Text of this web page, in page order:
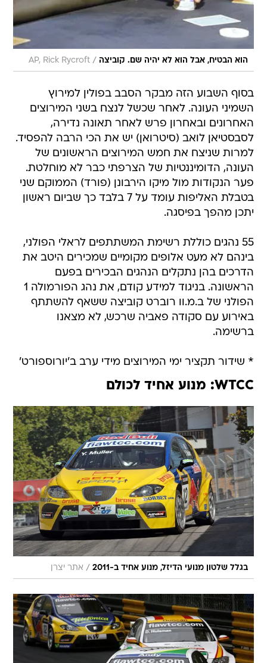
הוא הבטיח, אבל הוא לא יהיה שם. קוביצה
בסוף השבוע הזה מבקר הסבב בפולין למירוץ
האחרונים ובאחרון פרש לאחר תאונה נדירה,
לסבסטיאן לואב (סיטרואן) יש את הכי הרבה להפסיד.
למרות שניצח את חמש המירוצים הראשונים של
העונה, הדומיננטיות של הצרפתי כבר לא מוחלטת.
פער הנקודות מול מיקו הירבונן (פורד) הממוקם שני
בטבלת האליפות עומד על 7 בלבד כך שביום ראשון
יתכן מהפך בפיסגה.
55 נהגים כוללת רשימת המשתתפים לראלי הפולני,
הדרכים בהן נתקלים הנהגים הבכירים בפעם
הראשונה. בניגוד למידע קודם, את נהג הפורמולה 1
הפולני של ב.מ.וו רוברט קוביצה ששאף להשתתף
באירוע עם סקודה פאביה שרכש, לא מצאנו
ברשימה.
* שידור תקציר ימי המירוצים מידי ערב ב'יורוספורט'
WTCC: מנוע אחיד לכולם
בגלל שלטון מנועי הדיזל, מנוע אחיד ב-2011 /